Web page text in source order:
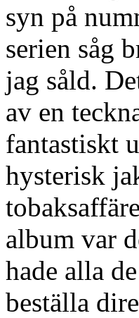
syn på
serien såg
jag såld.
av en
fantastiskt
hysterisk
album var
hade alla
beställa